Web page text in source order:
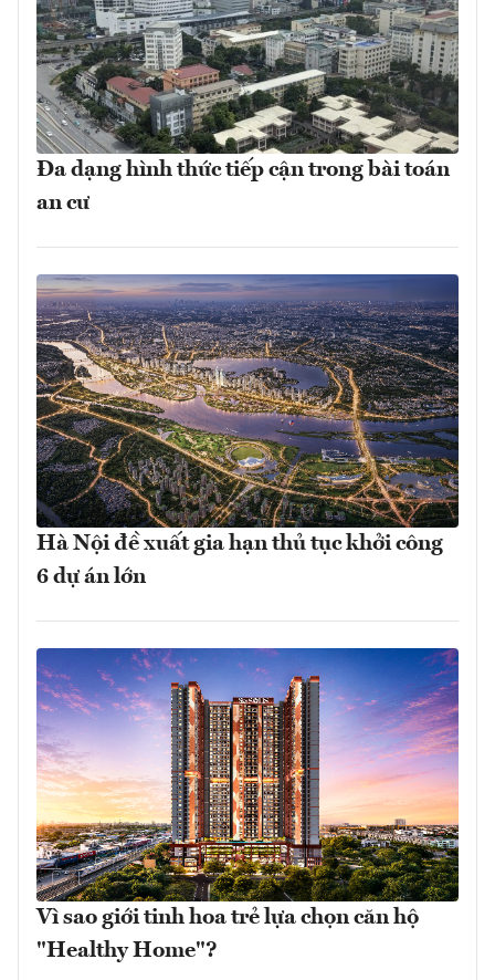
Đa dạng hình thức tiếp cận trong bài toán
an cư
Hà Nội đề xuất gia hạn thủ tục khởi công
6 dự án lớn
Vì sao giới tinh hoa trẻ lựa chọn căn hộ
"Healthy Home"?